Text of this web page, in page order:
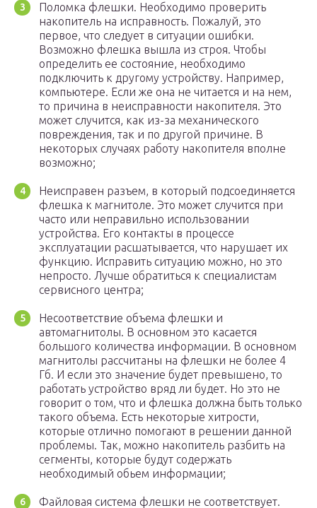
Поломка флешки. Необходимо проверить
накопитель на исправность. Пожалуй, это
первое, что следует в ситуации ошибки.
Возможно флешка вышла из строя. Чтобы
определить ее состояние, необходимо
подключить к другому устройству. Например,
компьютере. Если же она не читается и на нем,
то причина в неисправности накопителя. Это
может случится, как из-за механического
повреждения, так и по другой причине. В
некоторых случаях работу накопителя вполне
возможно;
Неисправен разъем, в который подсоединяется
флешка к магнитоле. Это может случится при
часто или неправильно использовании
устройства. Его контакты в процессе
эксплуатации расшатывается, что нарушает их
функцию. Исправить ситуацию можно, но это
непросто. Лучше обратиться к специалистам
сервисного центра;
Несоответствие объема флешки и
автомагнитолы. В основном это касается
большого количества информации. В основном
магнитолы рассчитаны на флешки не более 4
Гб. И если это значение будет превышено, то
работать устройство вряд ли будет. Но это не
говорит о том, что и флешка должна быть только
такого объема. Есть некоторые хитрости,
которые отлично помогают в решении данной
проблемы. Так, можно накопитель разбить на
сегменты, которые будут содержать
необходимый обьем информации;
Файловая система флешки не соответствует.